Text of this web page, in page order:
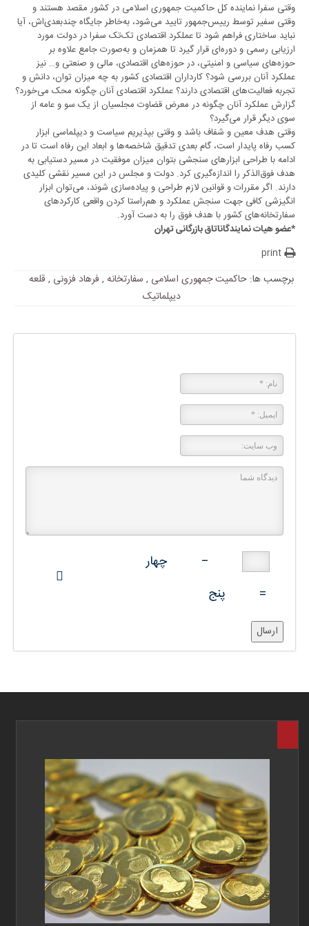
وقتی سفرا نماینده کل حاکمیت جمهوری اسلامی در کشور مقصد هستند و
وقتی سفیر توسط رییس‌جمهور تایید می‌شود، به‌خاطر جایگاه چندبعدی‌‌اش، آیا
نباید ساختاری فراهم شود تا عملکرد اقتصادی تک‌تک سفرا در دولت مورد
ارزیابی رسمی و دوره‌ای قرار گیرد‌ تا همزمان و به‌صورت جامع علاوه بر
حوزه‌های سیاسی و امنیتی، در حوزه‌های اقتصادی‌، مالی و صنعتی و… نیز
عملکرد آنان بررسی شود؟ کارداران اقتصادی کشور به چه میزان توان، دانش و
تجربه فعالیت‌های اقتصادی دارند؟ عملکرد اقتصادی آنان چگونه محک می‌خورد؟
گزارش عملکرد آنان چگونه در معرض قضاوت مجلسیان از یک سو و عامه از
سوی دیگر قرار می‌گیرد؟
وقتی هدف معین و شفاف باشد و وقتی بپذیریم سیاست و دیپلماسی ابزار
کسب رفاه پایدار است، گام بعدی تدقیق شاخصه‌ها و ابعاد این رفاه است تا در
ادامه با طراحی ابزارهای سنجشی بتوان میزان موفقیت در مسیر دستیابی به
هدف فوق‌الذکر را اندازه‌گیری کرد. دولت و مجلس در این مسیر نقشی کلیدی
دارند. اگر مقررات و قوانین لازم طراحی و پیاده‌سازی شوند، می‌توان ابزار
انگیزشی کافی جهت سنجش عملکرد و هم‌راستا کردن واقعی کارکردهای
سفارتخانه‌های کشور با هدف فوق را به دست آورد.
*عضو هیات نمایندگاناتاق بازرگانی تهران
print
برچسب ها: حاکمیت جمهوری اسلامی , سفارتخانه‌ , فرهاد فزونی , قلعه
دیپلماتیک
−
چهار
=
پنج
ارسال